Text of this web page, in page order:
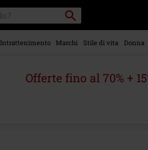
Cerca
Punto
di
ritiro
Intrattenimento Marchi Stile di vita Donna
Offerte fino al 70% +